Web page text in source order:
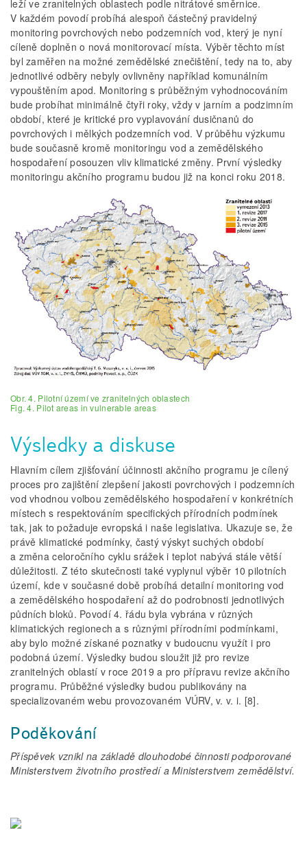
leží ve zranitelných oblastech podle nitrátové směrnice.
V každém povodí probíhá alespoň částečný pravidelný
monitoring povrchových nebo podzemních vod, který je nyní
cíleně doplněn o nová monitorovací místa. Výběr těchto míst
byl zaměřen na možné zemědělské znečištění, tedy na to, aby
jednotlivé odběry nebyly ovlivněny například komunálním
vypouštěním apod. Monitoring s průběžným vyhodnocováním
bude probíhat minimálně čtyři roky, vždy v jarním a podzimním
období, které je kritické pro vyplavování dusičnanů do
povrchových i mělkých podzemních vod. V průběhu výzkumu
bude současně kromě monitoringu vod a zemědělského
hospodaření posouzen vliv klimatické změny. První výsledky
monitoringu akčního programu budou již na konci roku 2018.
Obr. 4. Pilotní území ve zranitelných oblastech
Fig. 4. Pilot areas in vulnerable areas
Výsledky a diskuse
Hlavním cílem zjišťování účinnosti akčního programu je cílený
proces pro zajištění zlepšení jakosti povrchových i podzemních
vod vhodnou volbou zemědělského hospodaření v konkrétních
místech s respektováním specifických přírodních podmínek
tak, jak to požaduje evropská i naše legislativa. Ukazuje se, že
právě klimatické podmínky, častý výskyt suchých období
a změna celoročního cyklu srážek i teplot nabývá stále větší
důležitosti. Z této skutečnosti také vyplynul výběr 10 pilotních
území, kde v současné době probíhá detailní monitoring vod
a zemědělského hospodaření až do podrobnosti jednotlivých
půdních bloků. Povodí 4. řádu byla vybrána v různých
klimatických regionech a s různými přírodními podmínkami,
aby bylo možné získané poznatky v budoucnu využít i pro
podobná území. Výsledky budou sloužit již pro revize
zranitelných oblastí v roce 2019 a pro přípravu revize akčního
programu. Průběžné výsledky budou publikovány na
specializovaném webu provozovaném VÚRV, v. v. i. [8].
Poděkování
Příspěvek vznikl na základě dlouhodobé činnosti podporované
Ministerstvem životního prostředí a Ministerstvem zemědělství.